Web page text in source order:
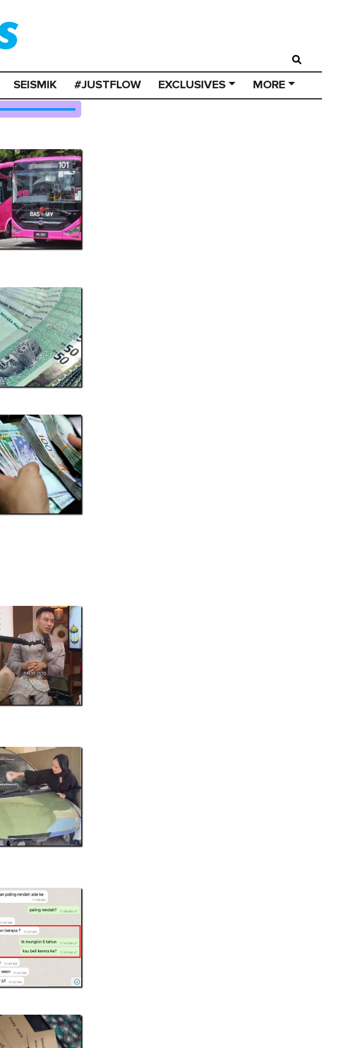
SEISMIK #JUSTFLOW EXCLUSIVES MORE